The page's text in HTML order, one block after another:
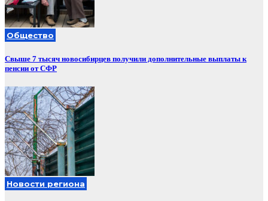
Общество
Свыше 7 тысяч новосибирцев получили дополнительные выплаты к
пенсии от СФР
Новости региона